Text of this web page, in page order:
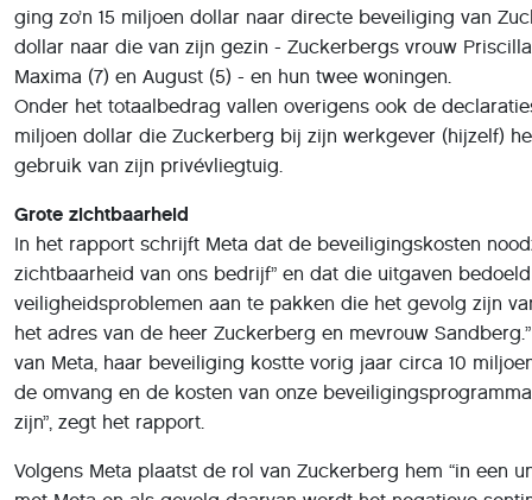
ging zo’n 15 miljoen dollar naar directe beveiliging van
dollar naar die van zijn gezin - Zuckerbergs vrouw
Maxima (7) en August (5) - en hun twee woningen.
Onder het totaalbedrag vallen overigens ook de
miljoen dollar die Zuckerberg bij zijn werkgever (hijzelf)
gebruik van zijn privévliegtuig.
Grote zichtbaarheid
In het rapport schrijft Meta dat de beveiligingskosten
zichtbaarheid van ons bedrijf” en dat die uitgaven
veiligheidsproblemen aan te pakken die het gevolg zijn
het adres van de heer Zuckerberg en mevrouw
van Meta, haar beveiliging kostte vorig jaar circa 10
de omvang en de kosten van onze
zijn”, zegt het rapport.
Volgens Meta plaatst de rol van Zuckerberg hem “in een